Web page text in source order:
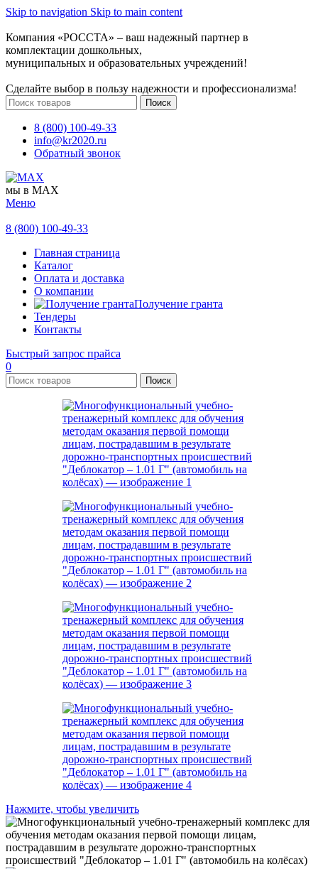
Skip to navigation Skip to main content
Компания «РОССТА» – ваш надежный партнер в
комплектации дошкольных,
муниципальных и образовательных учреждений!
Сделайте выбор в пользу надежности и профессионализма!
Поиск
8 (800) 100-49-33
info@kr2020.ru
Обратный звонок
мы в MAX
Меню
8 (800) 100-49-33
Главная страница
Каталог
Оплата и доставка
О компании
Получение гранта
Тендеры
Контакты
Быстрый запрос прайса
0
Поиск
Нажмите, чтобы увеличить